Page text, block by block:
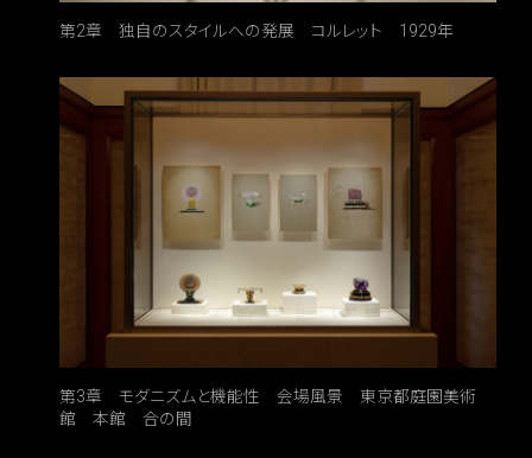
第2章 独自のスタイルへの発展 コルレット 1929年
第3章 モダニズムと機能性 会場風景 東京都庭園美術
館 本館 合の間